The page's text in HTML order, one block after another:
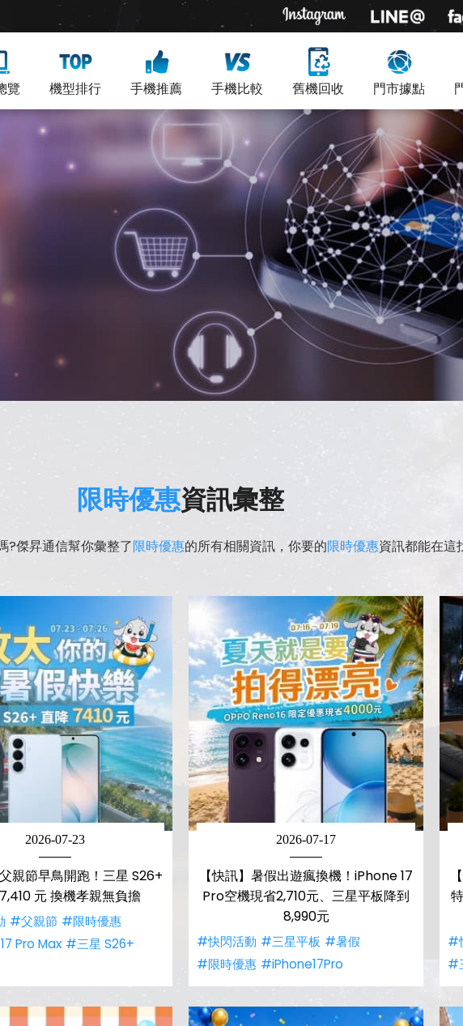
覽 機型排行 手機推薦 手機比較 舊機回收 門市據點
限時優惠資訊彙整
?傑昇通信幫你彙整了限時優惠的所有相關資訊，你要的限時優惠資訊都能在這
2026-07-23
父親節早鳥開跑！三星 S26+
元 換機孝親無負擔
#父親節 #限時優惠
Pro Max #三星 S26+
2026-07-17
【快訊】暑假出遊瘋換機！iPhone 17
Pro空機現省2,710元、三星平板降到
8,990元
#快閃活動 #三星平板 #暑假
#限時優惠 #iPhone17Pro
#
#